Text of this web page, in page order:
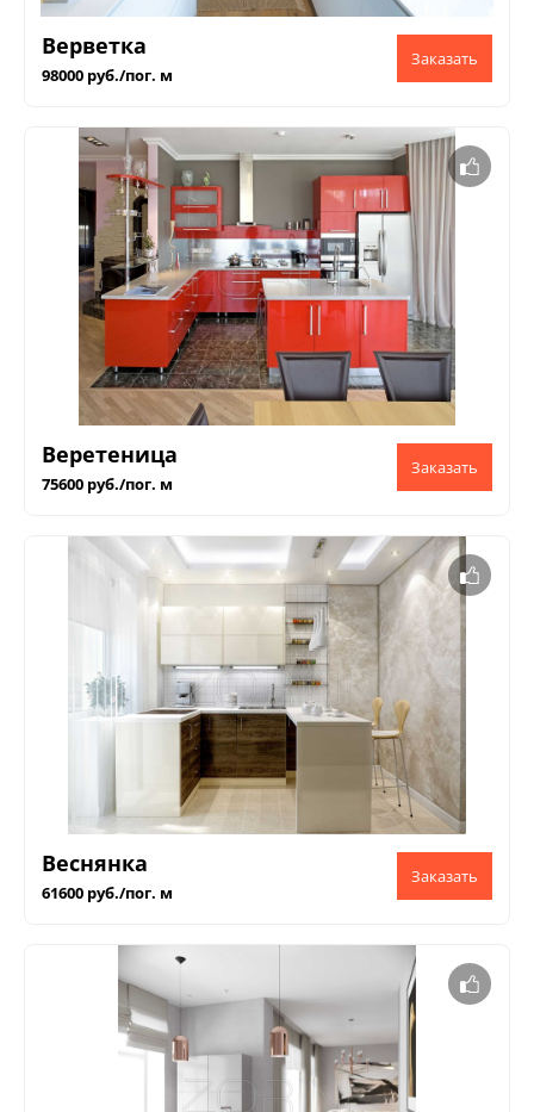
Верветка
98000 руб./пог. м
Веретеница
75600 руб./пог. м
Веснянка
61600 руб./пог. м